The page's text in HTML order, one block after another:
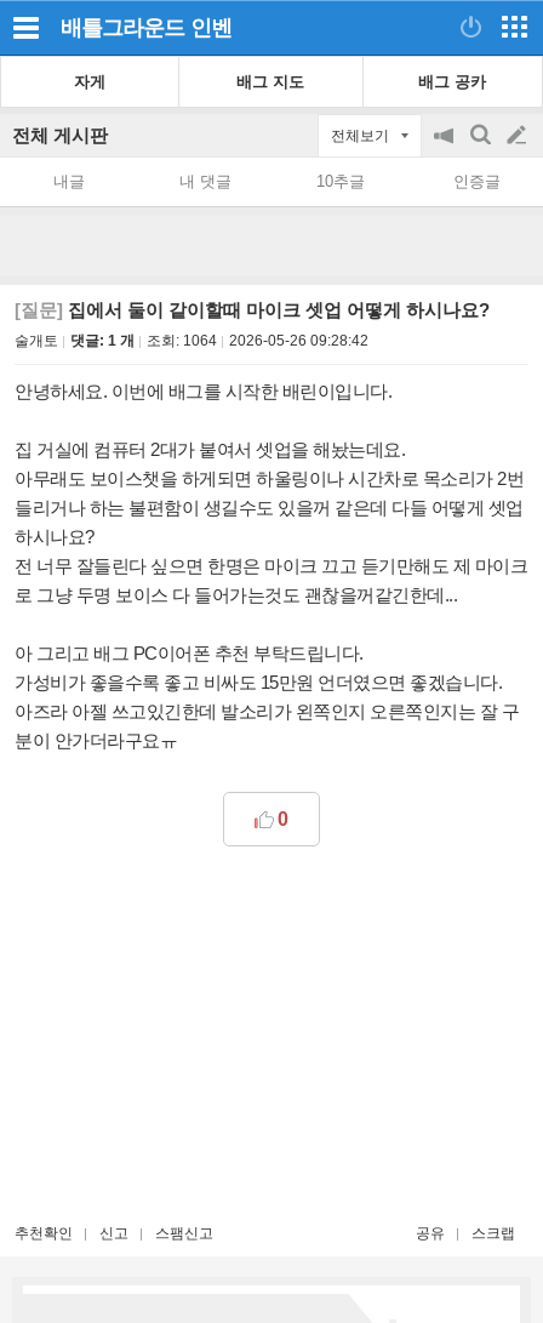
배틀그라운드 인벤
자게 배그 지도 배그 공카
전체 게시판 전체보기
공
on/off
검
색
글
쓰
내글 내 댓글 10추글 인증글
[질문] 집에서 둘이 같이할때 마이크 셋업 어떻게 하시나요?
술개토 댓글: 1 개 조회: 1064 2026-05-26 09:28:42
안녕하세요. 이번에 배그를 시작한 배린이입니다.
집 거실에 컴퓨터 2대가 붙여서 셋업을 해놨는데요.
아무래도 보이스챗을 하게되면 하울링이나 시간차로 목소리가 2번
들리거나 하는 불편함이 생길수도 있을꺼 같은데 다들 어떻게 셋업
하시나요?
전 너무 잘들린다 싶으면 한명은 마이크 끄고 듣기만해도 제 마이크
로 그냥 두명 보이스 다 들어가는것도 괜찮을꺼같긴한데...
아 그리고 배그 PC이어폰 추천 부탁드립니다.
가성비가 좋을수록 좋고 비싸도 15만원 언더였으면 좋겠습니다.
아즈라 아젤 쓰고있긴한데 발소리가 왼쪽인지 오른쪽인지는 잘 구
분이 안가더라구요ㅠ
0
추천확인 신고 스팸신고 공유 스크랩